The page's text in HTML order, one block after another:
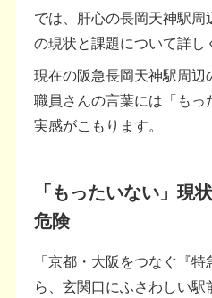
では、肝心の長岡天神駅
の現状と課題について詳し
現在の阪急長岡天神駅周辺
職員さんの言葉には「も
実感がこもります。
「もったいない」現
危険
「京都・大阪をつなぐ『
ら、玄関口にふさわしい